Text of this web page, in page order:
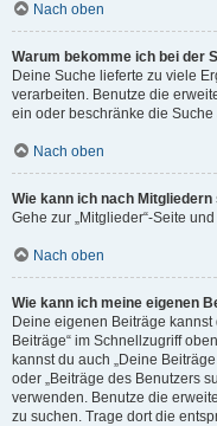
Nach oben
Warum bekomme ich bei der
Deine Suche lieferte zu viele
verarbeiten. Benutze die
ein oder beschränke die
Nach oben
Wie kann ich nach Mitgliedern
Gehe zur „Mitglieder“-Seite
Nach oben
Wie kann ich meine eigenen
Deine eigenen Beiträge
Beiträge“ im Schnellzugriff
kannst du auch „Deine
oder „Beiträge des Benutzers
verwenden. Benutze die
zu suchen. Trage dort die